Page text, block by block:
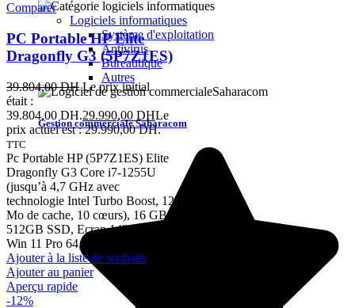
Logiciels informatiques
Système d'exploitation
Antivirus
Bureautique
Autres
Gestion commerciale Saharacom
Comparer
PC Portable HP Elite
Dragonfly G3 (5P7Z1ES)
39.804,00DH Le prix initial
était :
39.804,00 DH.29.990,00 DHLe
prix actuel est : 29.990,00 DH.
TTC
Pc Portable HP (5P7Z1ES) Elite
Dragonfly G3 Core i7-1255U
(jusqu’à 4,7 GHz avec
technologie Intel Turbo Boost, 12
Mo de cache, 10 cœurs), 16 GB,
512GB SSD, Ecran 14″ Touch,
Win 11 Pro 64, Garantie 3 ans
Ajouter à la liste de souhaits
Ajouter au panier
Aperçu rapide
-12%